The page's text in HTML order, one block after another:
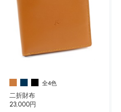
全4色
二折財布
23,000円